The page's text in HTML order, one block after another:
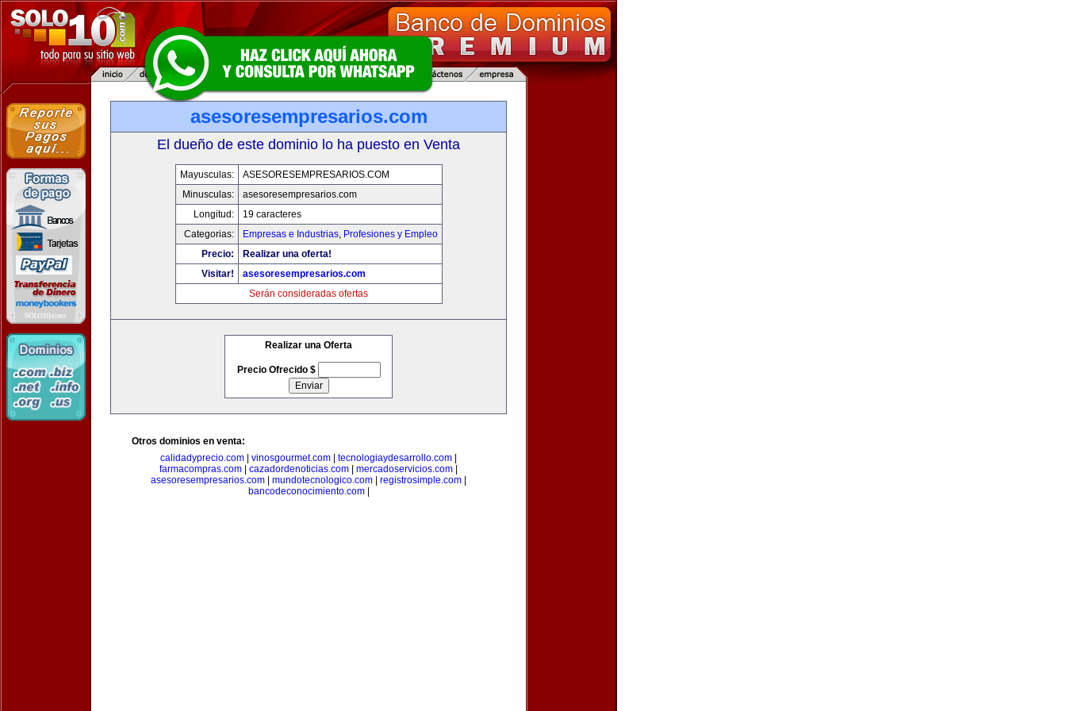
asesoresempresarios.com
El dueño de este dominio lo ha puesto en Venta
Mayusculas:
ASESORESEMPRESARIOS.COM
Minusculas:
asesoresempresarios.com
Longitud:
19 caracteres
Categorias:
Empresas e Industrias, Profesiones y Empleo
Precio:
Realizar una oferta!
Visitar!
asesoresempresarios.com
Serán consideradas ofertas
Realizar una Oferta
Precio Ofrecido $
Otros dominios en venta:
calidadyprecio.com
vinosgourmet.com tecnologiaydesarrollo.com
farmacompras.com
cazadordenoticias.com mercadoservicios.com
asesoresempresarios.com
mundotecnologico.com registrosimple.com
bancodeconocimiento.com|